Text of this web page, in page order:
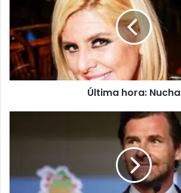
Última hora: Nucha